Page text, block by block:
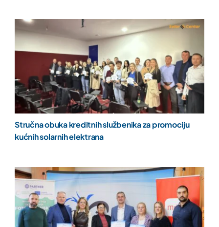
Stručna obuka kreditnih službenika za promociju
kućnih solarnih elektrana